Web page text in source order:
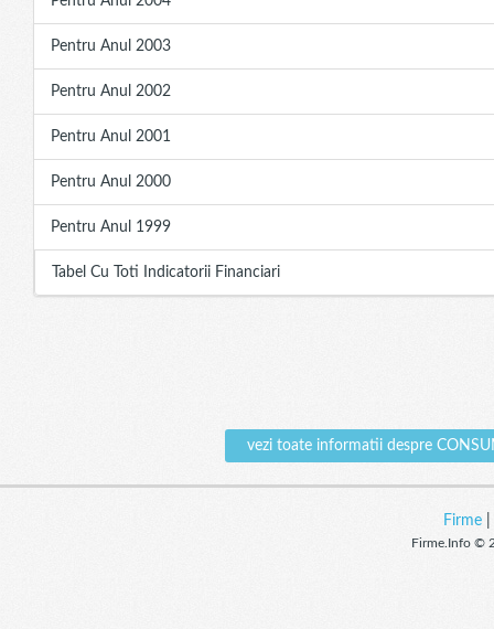
Pentru Anul 2003
Pentru Anul 2002
Pentru Anul 2001
Pentru Anul 2000
Pentru Anul 1999
Tabel Cu Toti Indicatorii Financiari
vezi toate informatii despre
Firme|
Firme.Info ©